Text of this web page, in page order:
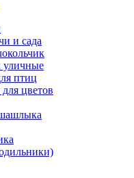
и сада
уличные
птиц
цветов